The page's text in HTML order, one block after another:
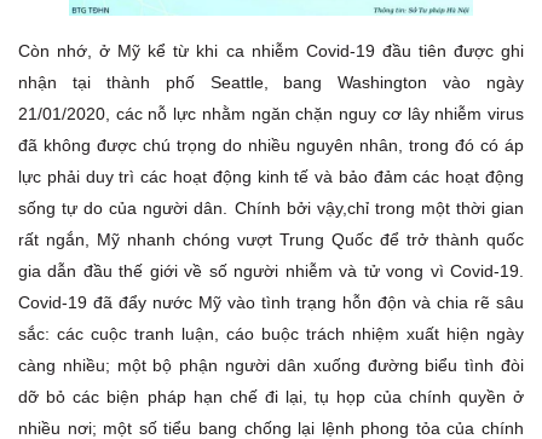
Còn nhớ, ở Mỹ kể từ khi ca nhiễm Covid-19 đầu tiên được ghi
nhận tại thành phố Seattle, bang Washington vào ngày
21/01/2020, các nỗ lực nhằm ngăn chặn nguy cơ lây nhiễm virus
đã không được chú trọng do nhiều nguyên nhân, trong đó có áp
lực phải duy trì các hoạt động kinh tế và bảo đảm các hoạt động
sống tự do của người dân. Chính bởi vậy,chỉ trong một thời gian
rất ngắn, Mỹ nhanh chóng vượt Trung Quốc để trở thành quốc
gia dẫn đầu thế giới về số người nhiễm và tử vong vì Covid-19.
Covid-19 đã đẩy nước Mỹ vào tình trạng hỗn độn và chia rẽ sâu
sắc: các cuộc tranh luận, cáo buộc trách nhiệm xuất hiện ngày
càng nhiều; một bộ phận người dân xuống đường biểu tình đòi
dỡ bỏ các biện pháp hạn chế đi lại, tụ họp của chính quyền ở
nhiều nơi; một số tiểu bang chống lại lệnh phong tỏa của chính